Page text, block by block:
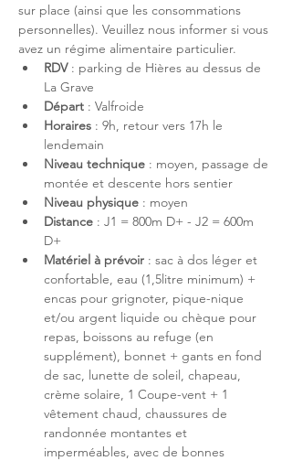
sur place (ainsi que les consommations
personnelles). Veuillez nous informer si vous
avez un régime alimentaire particulier.
RDV : parking de Hières au dessus de
La Grave
Départ : Valfroide
Horaires : 9h, retour vers 17h le
lendemain
Niveau technique : moyen, passage de
montée et descente hors sentier
Niveau physique : moyen
Distance : J1 = 800m D+ - J2 = 600m
D+
Matériel à prévoir : sac à dos léger et
confortable, eau (1,5litre minimum) +
encas pour grignoter, pique-nique
et/ou argent liquide ou chèque pour
repas, boissons au refuge (en
supplément), bonnet + gants en fond
de sac, lunette de soleil, chapeau,
crème solaire, 1 Coupe-vent + 1
vêtement chaud, chaussures de
randonnée montantes et
imperméables, avec de bonnes